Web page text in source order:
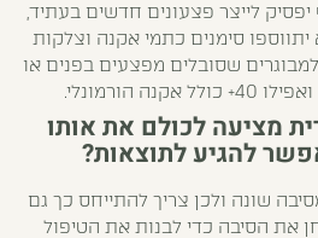
לייצר פצעונים חדשים בעתיד,
סימנים כתמי אקנה וצלקות
שסובלים מפצעים בפנים או
מציעה לכולם את אותו
להגיע לתוצאות?
שונה ולכן צריך להתייחס כך גם
את הסיבה כדי לבנות את הטיפול